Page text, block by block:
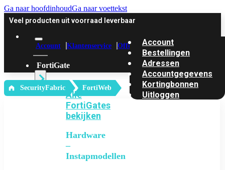
Ga naar hoofdinhoudGa naar voettekst
Veel producten uit voorraad leverbaar
Account Klantenservice Offerte
FortiGate
Alle
FortiGates
bekijken
Hardware
–
Instapmodellen
Account
Bestellingen
Adressen
Accountgegevens
Kortingbonnen
Uitloggen
‎ SecurityFabric FortiWeb